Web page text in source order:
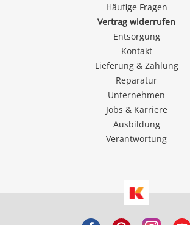
Häufige Fragen
Vertrag widerrufen
Entsorgung
Kontakt
Lieferung & Zahlung
Reparatur
Unternehmen
Jobs & Karriere
Ausbildung
Verantwortung